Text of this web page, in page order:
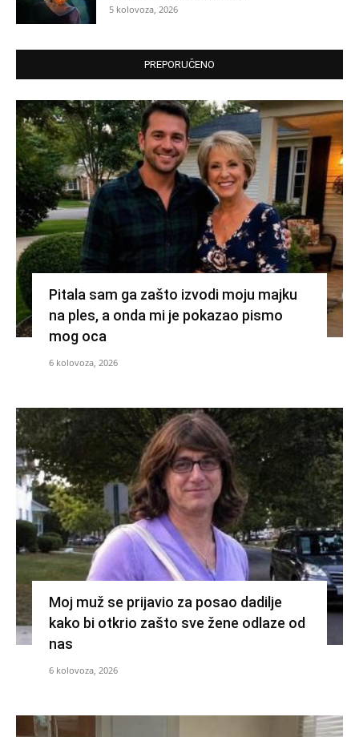
5 kolovoza, 2026
PREPORUČENO
Pitala sam ga zašto izvodi moju majku
na ples, a onda mi je pokazao pismo
mog oca
6 kolovoza, 2026
Moj muž se prijavio za posao dadilje
kako bi otkrio zašto sve žene odlaze od
nas
6 kolovoza, 2026